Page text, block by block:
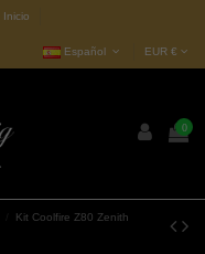
Inicio
Español
EUR €
0
Kit Coolfire Z80 Zenith